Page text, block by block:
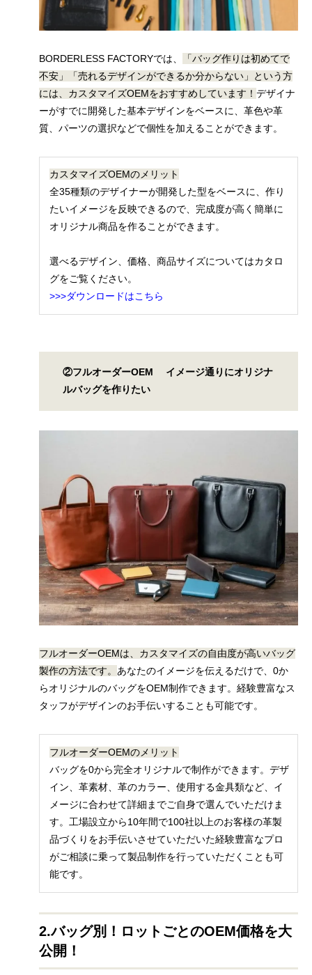
BORDERLESS FACTORYでは、
「バッグ作りは初めてで
不安」「売れるデザインができるか分からない」という方
には、 カスタマイズOEMをおすすめしています！デザイナ
ーがすでに開発した基本デザインをベースに、革色や革
質、パーツの選択などで個性を加えることができます。
カスタマイズOEMのメリット
全35種類のデザイナーが開発した型をベースに、作り
たいイメージを反映できるので、完成度が高く簡単に
オリジナル商品を作ることができます。
選べるデザイン、価格、商品サイズについてはカタロ
グをご覧ください。
>>>ダウンロードはこちら
②フルオーダーOEM イメージ通りにオリジナ
ルバッグを作りたい
フルオーダーOEMは、 カスタマイズの自由度が高いバッグ
製作の方法です。あなたのイメージを伝えるだけで、0か
らオリジナルのバッグをOEM制作できます。経験豊富なス
タッフがデザインのお手伝いすることも可能です。
フルオーダーOEMのメリット
バッグを0から完全オリジナルで制作ができます。デザ
イン、革素材、革のカラー、使用する金具類など、イ
メージに合わせて詳細までご自身で選んでいただけま
す。 工場設立から10年間で100社以上のお客様の革製
品づくりをお手伝いさせていただいた経験豊富なプロ
がご相談に乗って製品制作を行っていただくことも可
能です。
2.バッグ別！ロットごとのOEM価格を大
公開！